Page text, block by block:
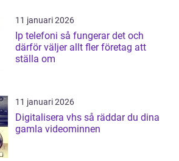
11 januari 2026
Ip telefoni så fungerar det och
därför väljer allt fler företag att
ställa om
11 januari 2026
Digitalisera vhs så räddar du dina
gamla videominnen